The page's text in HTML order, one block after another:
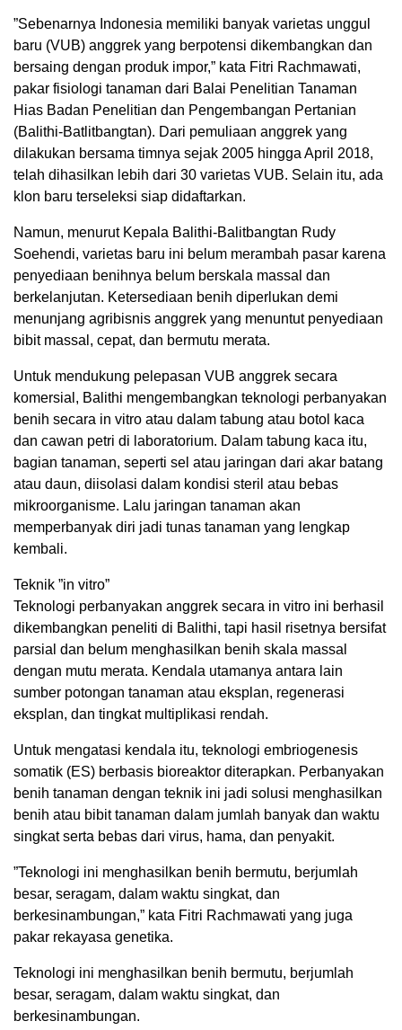
”Sebenarnya Indonesia memiliki banyak varietas unggul
baru (VUB) anggrek yang berpotensi dikembangkan dan
bersaing dengan produk impor,” kata Fitri Rachmawati,
pakar fisiologi tanaman dari Balai Penelitian Tanaman
Hias Badan Penelitian dan Pengembangan Pertanian
(Balithi-Batlitbangtan). Dari pemuliaan anggrek yang
dilakukan bersama timnya sejak 2005 hingga April 2018,
telah dihasilkan lebih dari 30 varietas VUB. Selain itu, ada
klon baru terseleksi siap didaftarkan.
Namun, menurut Kepala Balithi-Balitbangtan Rudy
Soehendi, varietas baru ini belum merambah pasar karena
penyediaan benihnya belum berskala massal dan
berkelanjutan. Ketersediaan benih diperlukan demi
menunjang agribisnis anggrek yang menuntut penyediaan
bibit massal, cepat, dan bermutu merata.
Untuk mendukung pelepasan VUB anggrek secara
komersial, Balithi mengembangkan teknologi perbanyakan
benih secara in vitro atau dalam tabung atau botol kaca
dan cawan petri di laboratorium. Dalam tabung kaca itu,
bagian tanaman, seperti sel atau jaringan dari akar batang
atau daun, diisolasi dalam kondisi steril atau bebas
mikroorganisme. Lalu jaringan tanaman akan
memperbanyak diri jadi tunas tanaman yang lengkap
kembali.
Teknik ”in vitro”
Teknologi perbanyakan anggrek secara in vitro ini berhasil
dikembangkan peneliti di Balithi, tapi hasil risetnya bersifat
parsial dan belum menghasilkan benih skala massal
dengan mutu merata. Kendala utamanya antara lain
sumber potongan tanaman atau eksplan, regenerasi
eksplan, dan tingkat multiplikasi rendah.
Untuk mengatasi kendala itu, teknologi embriogenesis
somatik (ES) berbasis bioreaktor diterapkan. Perbanyakan
benih tanaman dengan teknik ini jadi solusi menghasilkan
benih atau bibit tanaman dalam jumlah banyak dan waktu
singkat serta bebas dari virus, hama, dan penyakit.
”Teknologi ini menghasilkan benih bermutu, berjumlah
besar, seragam, dalam waktu singkat, dan
berkesinambungan,” kata Fitri Rachmawati yang juga
pakar rekayasa genetika.
Teknologi ini menghasilkan benih bermutu, berjumlah
besar, seragam, dalam waktu singkat, dan
berkesinambungan.